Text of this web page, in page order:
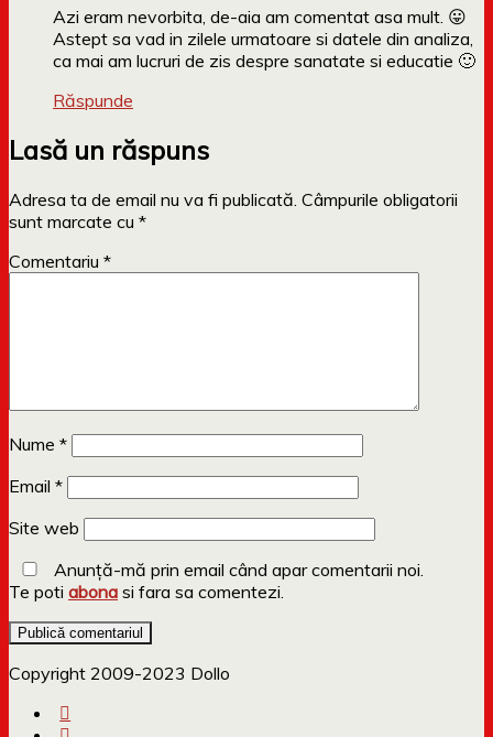
Azi eram nevorbita, de-aia am comentat asa mult. 😛
Astept sa vad in zilele urmatoare si datele din analiza,
ca mai am lucruri de zis despre sanatate si educatie 🙂
Răspunde
Lasă un răspuns
Adresa ta de email nu va fi publicată. Câmpurile obligatorii
sunt marcate cu *
Comentariu *
Nume *
Email *
Site web
Anunță-mă prin email când apar comentarii noi.
Te poti abona si fara sa comentezi.
Copyright 2009-2023 Dollo